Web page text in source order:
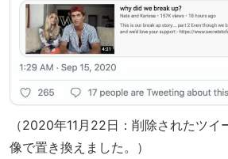
（2020年11月22日：削除されたツ
像で置き換えました。）